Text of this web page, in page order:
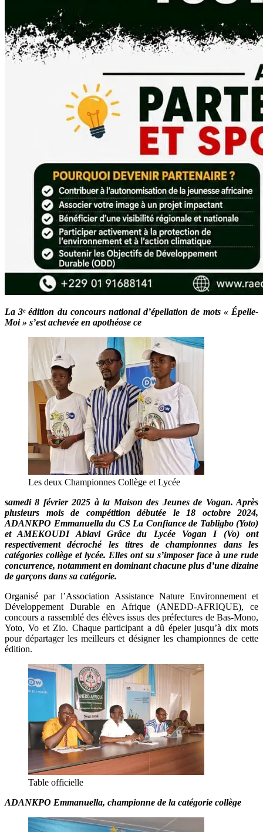
La 3ᵉ édition du concours national d’épellation de mots « Épelle-
Moi » s’est achevée en apothéose ce
Les deux Championnes Collège et Lycée
samedi 8 février 2025 à la Maison des Jeunes de Vogan. Après
plusieurs mois de compétition débutée le 18 octobre 2024,
ADANKPO Emmanuella du CS La Confiance de Tabligbo (Yoto)
et AMEKOUDI Ablavi Grâce du Lycée Vogan I (Vo) ont
respectivement décroché les titres de championnes dans les
catégories collège et lycée. Elles ont su s’imposer face à une rude
concurrence, notamment en dominant chacune plus d’une dizaine
de garçons dans sa catégorie.
Organisé par l’Association Assistance Nature Environnement et
Développement Durable en Afrique (ANEDD-AFRIQUE), ce
concours a rassemblé des élèves issus des préfectures de Bas-Mono,
Yoto, Vo et Zio. Chaque participant a dû épeler jusqu’à dix mots
pour départager les meilleurs et désigner les championnes de cette
édition.
Table officielle
ADANKPO Emmanuella, championne de la catégorie collège